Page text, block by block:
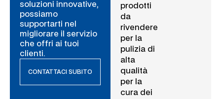
soluzioni innovative,
possiamo
supportarti nel
migliorare il servizio
che offri ai tuoi
clienti.
CONTATTACI SUBITO
prodotti
da
rivendere
per la
pulizia di
alta
qualità
per la
cura dei